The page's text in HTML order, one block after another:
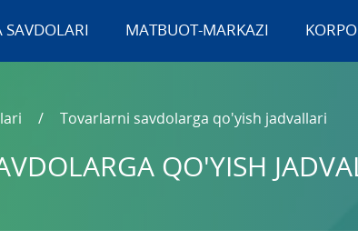
SAVDOLARI MATBUOT-MARKAZI
Tovarlarni savdolarga qo'yish jadvallari
QO'YISH